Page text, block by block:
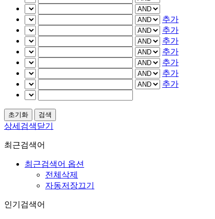
추가
추가
추가
추가
추가
추가
추가
상세검색닫기
최근검색어
최근검색어 옵션
전체삭제
자동저장끄기
인기검색어